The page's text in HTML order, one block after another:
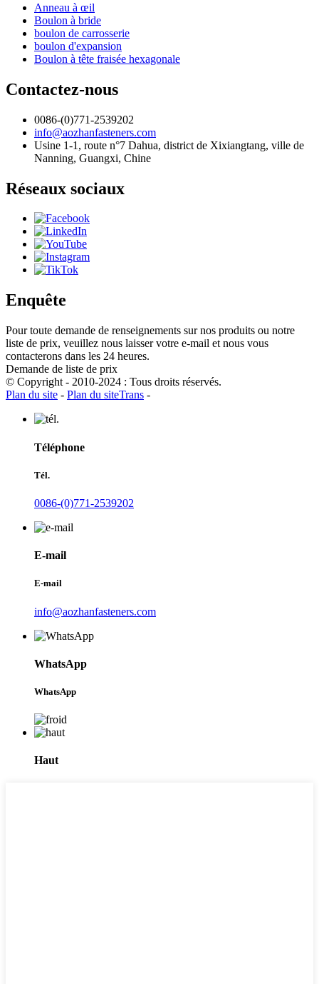
Anneau à œil
Boulon à bride
boulon de carrosserie
boulon d'expansion
Boulon à tête fraisée hexagonale
Contactez-nous
0086-(0)771-2539202
info@aozhanfasteners.com
Usine 1-1, route n°7 Dahua, district de Xixiangtang, ville de
Nanning, Guangxi, Chine
Réseaux sociaux
Enquête
Pour toute demande de renseignements sur nos produits ou notre
liste de prix, veuillez nous laisser votre e-mail et nous vous
contacterons dans les 24 heures.
Demande de liste de prix
© Copyright - 2010-2024 : Tous droits réservés.
Plan du site - Plan du siteTrans -
Téléphone
Tél.
0086-(0)771-2539202
E-mail
E-mail
info@aozhanfasteners.com
WhatsApp
WhatsApp
Haut